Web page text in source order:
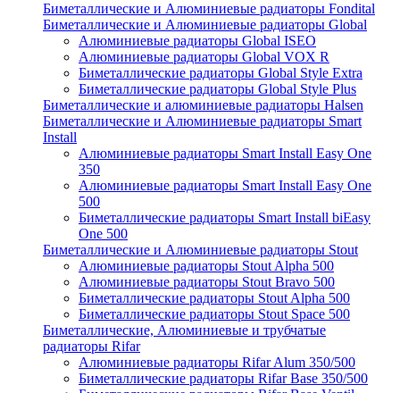
Биметаллические и Алюминиевые радиаторы Fondital
Биметаллические и Алюминиевые радиаторы Global
Алюминиевые радиаторы Global ISEO
Алюминиевые радиаторы Global VOX R
Биметаллические радиаторы Global Style Extra
Биметаллические радиаторы Global Style Plus
Биметаллические и алюминиевые радиаторы Halsen
Биметаллические и Алюминиевые радиаторы Smart
Install
Алюминиевые радиаторы Smart Install Easy One
350
Алюминиевые радиаторы Smart Install Easy One
500
Биметаллические радиаторы Smart Install biEasy
One 500
Биметаллические и Алюминиевые радиаторы Stout
Алюминиевые радиаторы Stout Alpha 500
Алюминиевые радиаторы Stout Bravo 500
Биметаллические радиаторы Stout Alpha 500
Биметаллические радиаторы Stout Space 500
Биметаллические, Алюминиевые и трубчатые
радиаторы Rifar
Алюминиевые радиаторы Rifar Alum 350/500
Биметаллические радиаторы Rifar Base 350/500